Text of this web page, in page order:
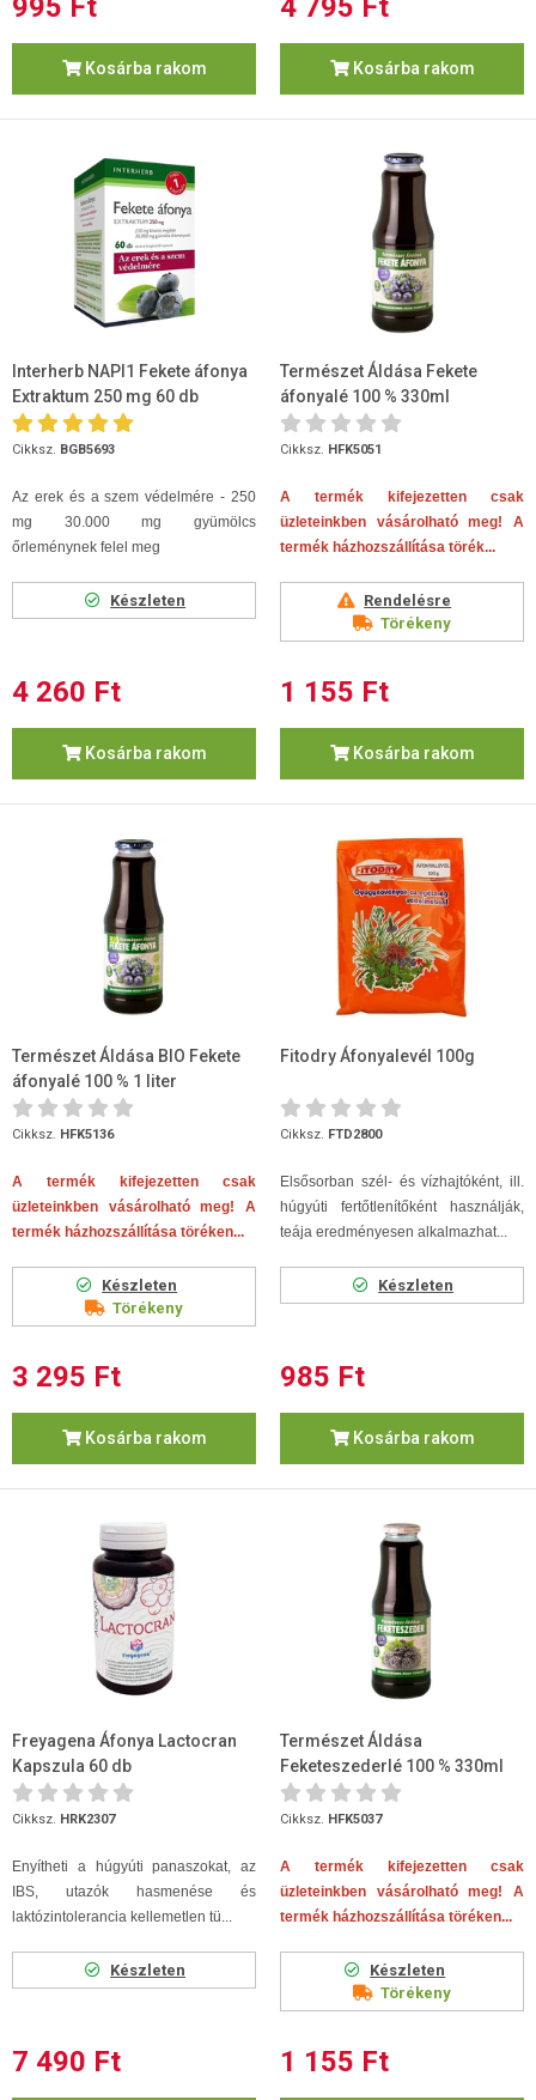
995 Ft
Kosárba rakom
4 795 Ft
Kosárba rakom
Interherb NAPI1 Fekete áfonya
Extraktum 250 mg 60 db
Cikksz. BGB5693
Az erek és a szem védelmére - 250
mg 30.000 mg gyümölcs
őrleménynek felel meg
Készleten
4 260 Ft
Kosárba rakom
Természet Áldása Fekete
áfonyalé 100 % 330ml
Cikksz. HFK5051
A termék kifejezetten csak
üzleteinkben vásárolható meg! A
termék házhozszállítása törék...
Rendelésre
Törékeny
1 155 Ft
Kosárba rakom
Természet Áldása BIO Fekete
áfonyalé 100 % 1 liter
Cikksz. HFK5136
A termék kifejezetten csak
üzleteinkben vásárolható meg! A
termék házhozszállítása töréken...
Készleten
Törékeny
3 295 Ft
Kosárba rakom
Fitodry Áfonyalevél 100g
Cikksz. FTD2800
Elsősorban szél- és vízhajtóként, ill.
húgyúti fertőtlenítőként használják,
teája eredményesen alkalmazhat...
Készleten
985 Ft
Kosárba rakom
Freyagena Áfonya Lactocran
Kapszula 60 db
Cikksz. HRK2307
Enyítheti a húgyúti panaszokat, az
IBS, utazók hasmenése és
laktózintolerancia kellemetlen tü...
Készleten
7 490 Ft
Természet Áldása
Feketeszederlé 100 % 330ml
Cikksz. HFK5037
A termék kifejezetten csak
üzleteinkben vásárolható meg! A
termék házhozszállítása töréken...
Készleten
Törékeny
1 155 Ft